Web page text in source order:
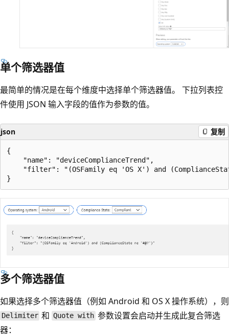
单个筛选器值
最简单的情况是在每个维度中选择单个筛选器值。 下拉列表控
件使用 JSON 输入字段的值作为参数的值。
json 复制
{
    "name": "deviceComplianceTrend",
"filter": "(OSFamily eq 'OS X') and
多个筛选器值
如果选择多个筛选器值（例如 Android 和 OS X 操作系统），则
Delimiter 和 Quote with 参数设置会启动并生成此复合筛选
器：